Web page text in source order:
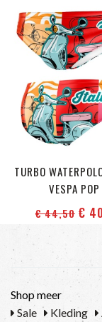
TURBO
VESPA POP
€ 44,50 € 40
Shop meer
Sale
Kleding